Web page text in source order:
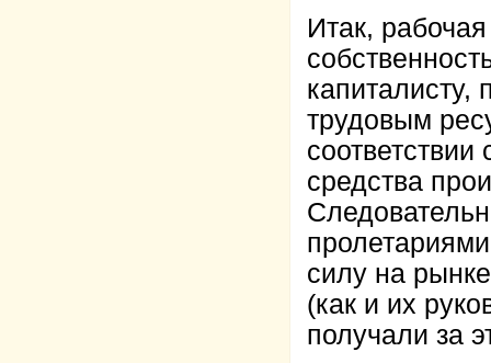
Итак,
капиталисту,
трудовым
средства
силу на
(как и их
получали за